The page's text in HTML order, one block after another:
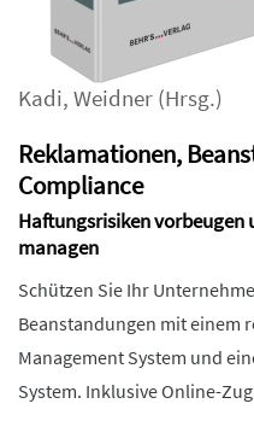
Kadi, Weidner (Hrsg.)
Reklamationen,
Compliance
Haftungsrisiken vorbeugen
managen
Schützen Sie Ihr
Beanstandungen mit einem
Management System und
System. Inklusive Online-